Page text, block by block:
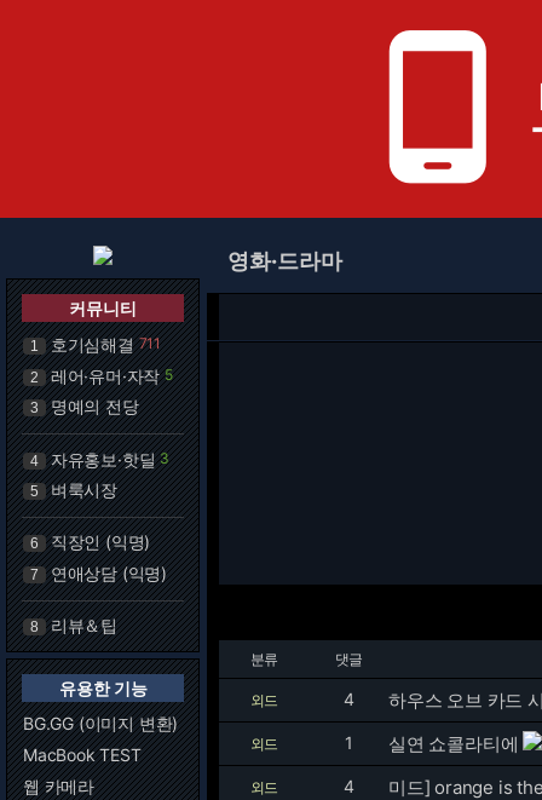
phone_android
커뮤니티
1 호기심해결 711
2 레어·유머·자작 5
3 명예의 전당
4 자유홍보·핫딜 3
5 벼룩시장
6 직장인 (익명)
7 연애상담 (익명)
8 리뷰＆팁
유용한 기능
BG.GG (이미지 변환)
MacBook TEST
웹 카메라
영화·드라마
분류 댓글
외드 4 하우스 오브 카드
외드 1 실연 쇼콜라티에
외드 4 미드] orange is